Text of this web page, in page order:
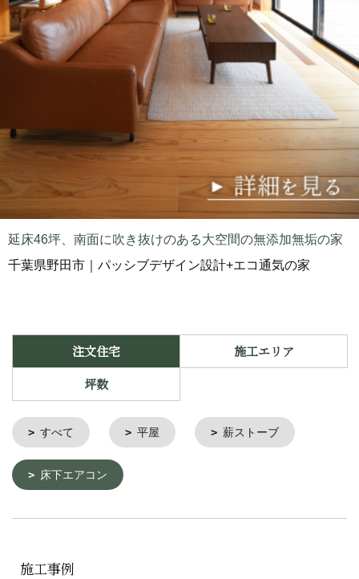
延床46坪、南面に吹き抜けのある大空間の無添加無垢の家
千葉県野田市｜パッシブデザイン設計+エコ通気の家
注文住宅
施工エリア
坪数
すべて 平屋 薪ストーブ
床下エアコン
施工事例